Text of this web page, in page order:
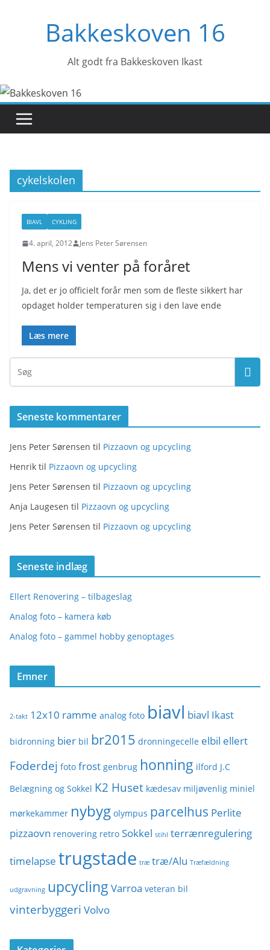
Bakkeskoven 16
Alt godt fra Bakkeskoven Ikast
cykelskolen
BIAVL CYKLING
4. april, 2012 Jens Peter Sørensen
Mens vi venter på foråret
Ja, det er jo officielt forår men som de fleste sikkert har
opdaget holder temperaturen sig i den lave ende
Læs mere
Seneste kommentarer
Jens Peter Sørensen til Pizzaovn og upcycling
Henrik til Pizzaovn og upcycling
Jens Peter Sørensen til Pizzaovn og upcycling
Anja Laugesen til Pizzaovn og upcycling
Jens Peter Sørensen til Pizzaovn og upcycling
Seneste indlæg
Ellert Renovering – tilbageslag
Analog foto – kamera køb
Analog foto – gammel hobby genoptages
Emner
2-takt 12x10 ramme analog foto biavl biavl Ikast
bidronning bier bil br2015 dronningecelle elbil ellert
Foderdej foto frost genbrug honning ilford J.C
Belægning og Sokkel K2 Huset kædesav miljøvenlig miniel
mørkekammer nybyg olympus parcelhus Perlite
pizzaovn renovering retro Sokkel stihl terrænregulering
timelapse trugstade træ træ/Alu Træfældning
udgravning upcycling Varroa veteran bil
vinterbyggeri Volvo